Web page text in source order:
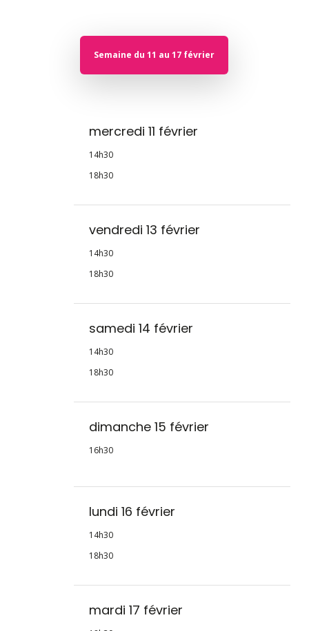
Semaine du 11 au 17 février
mercredi 11 février
14h30
18h30
vendredi 13 février
14h30
18h30
samedi 14 février
14h30
18h30
dimanche 15 février
16h30
lundi 16 février
14h30
18h30
mardi 17 février